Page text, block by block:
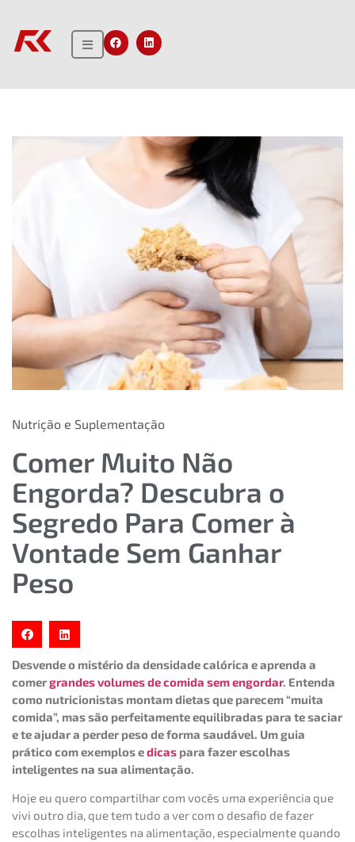
Nutrição e Suplementação
Comer Muito Não
Engorda? Descubra o
Segredo Para Comer à
Vontade Sem Ganhar
Peso
Desvende o mistério da densidade calórica e aprenda a
comergrandes volumes de comida sem engordar. Entenda
como nutricionistas montam dietas que parecem “muita
comida”, mas são perfeitamente equilibradas para te saciar
e te ajudar a perder peso de forma saudável. Um guia
prático com exemplos edicas para fazer escolhas
inteligentes na sua alimentação.
Hoje eu quero compartilhar com vocês uma experiência que
vivi outro dia, que tem tudo a ver com o desafio de fazer
escolhas inteligentes na alimentação, especialmente quando